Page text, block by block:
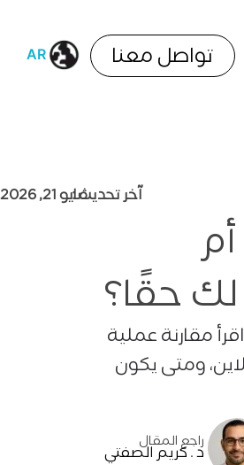
AR
EN تواصل معنا
مايو 21, 2026
آخر تحديث :
لك حقًا؟
مقارنة عملية
ومتى يكون
راجع المقال
د . كريم الصفتي